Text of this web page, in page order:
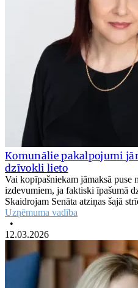
Komunālie pakalpojumi
dzīvokli lieto
Vai kopīpašniekam jāmaksā puse
izdevumiem, ja faktiski īpašumā
Skaidrojam Senāta atziņas šajā
Uzņēmuma vadība
•
12.03.2026